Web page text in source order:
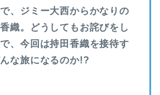
、ジミー大西からかなりの
織。どうしてもお詫びをし
、今回は持田香織を接待す
な旅になるのか!?